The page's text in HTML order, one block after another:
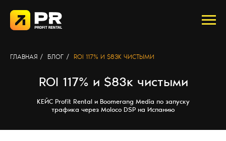
ГЛАВНАЯ / БЛОГ / ROI 117% И $83К ЧИСТЫМИ
ROI 117% и $83к чистыми
КЕЙС Profit Rental и Boomerang Media по запуску
трафика через Moloco DSP на Испанию